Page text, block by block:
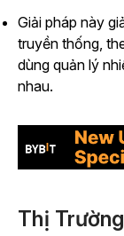
Giải pháp này
truyền thống,
dùng quản lý
nhau.
Thị